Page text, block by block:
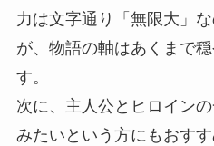
力は文字通り「無限大」
が、物語の軸はあくまで
す。
次に、主人公とヒロイン
みたいという方にもおす